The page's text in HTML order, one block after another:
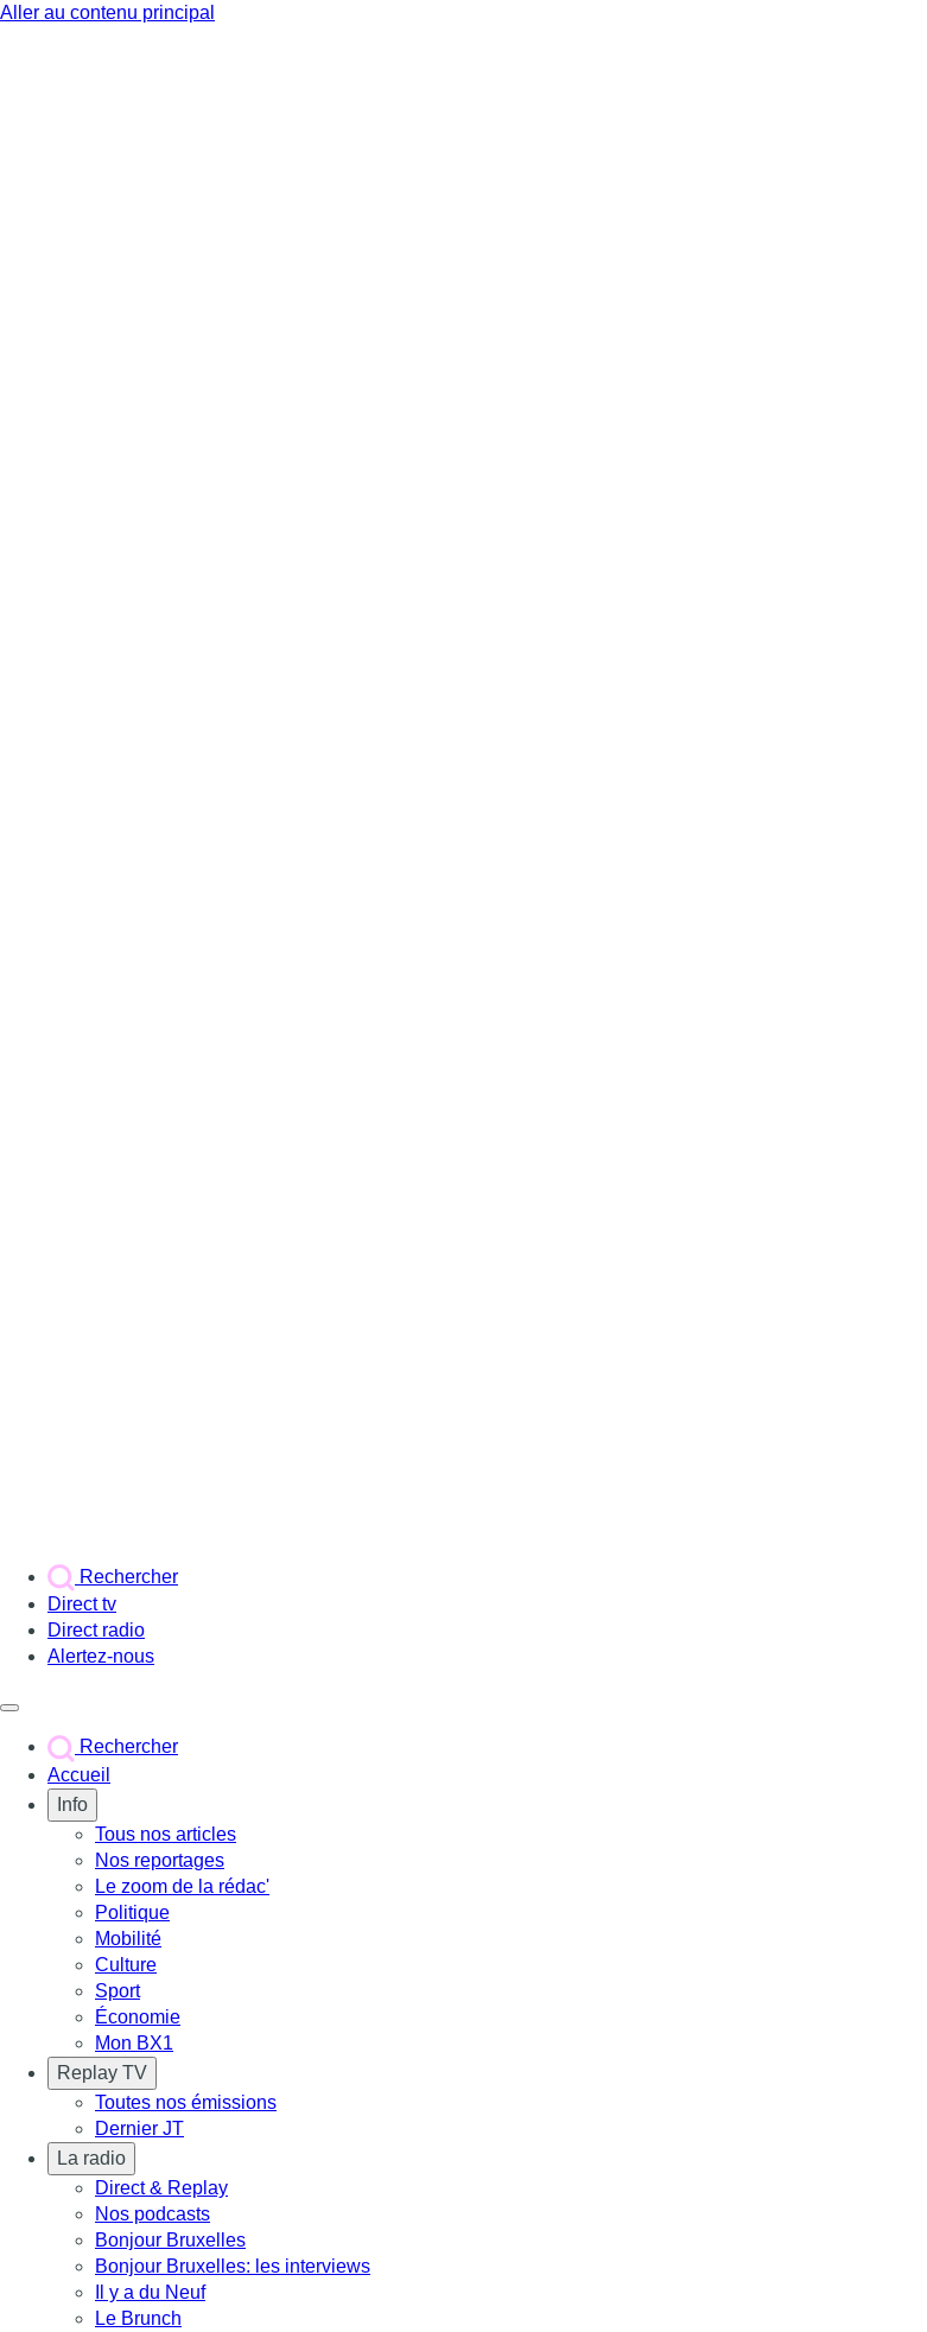
Aller au contenu principal
Rechercher
Direct tv
Direct radio
Alertez-nous
Rechercher
Accueil
Info
Tous nos articles
Nos reportages
Le zoom de la rédac'
Politique
Mobilité
Culture
Sport
Économie
Mon BX1
Replay TV
Toutes nos émissions
Dernier JT
La radio
Direct & Replay
Nos podcasts
Bonjour Bruxelles
Bonjour Bruxelles: les interviews
Il y a du Neuf
Le Brunch